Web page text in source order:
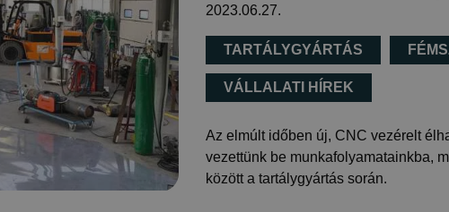
2023.06.27.
TARTÁLYGYÁRTÁS
VÁLLALATI HÍREK
Az elmúlt időben új, CNC vezérelt
vezettünk be munkafolyamatainkba,
között a tartálygyártás során.